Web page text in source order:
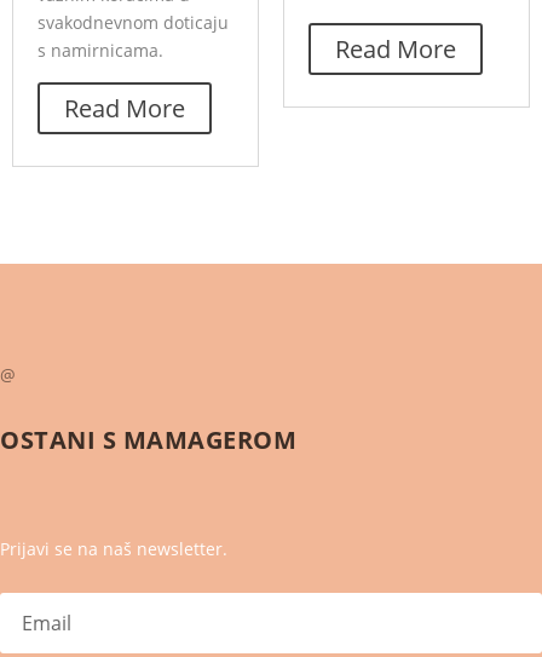
svakodnevnom doticaju
s namirnicama.
Read More
Read More
@
OSTANI S MAMAGEROM
Prijavi se na naš newsletter.